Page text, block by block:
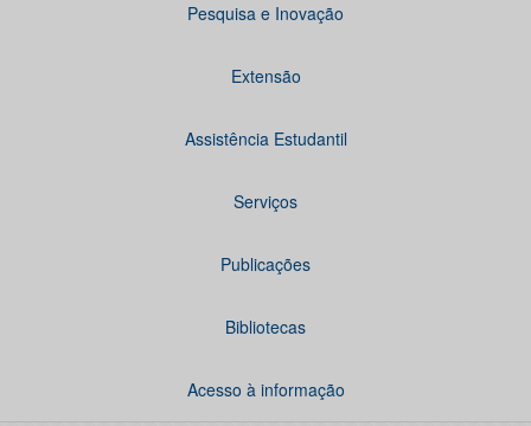
Pesquisa e Inovação
Extensão
Assistência Estudantil
Serviços
Publicações
Bibliotecas
Acesso à informação